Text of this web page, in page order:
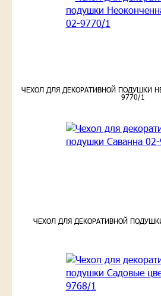
ЧЕХОЛ ДЛЯ ДЕКОРАТИВНОЙ ПОДУШКИ
9770/1
ЧЕХОЛ ДЛЯ ДЕКОРАТИВНОЙ